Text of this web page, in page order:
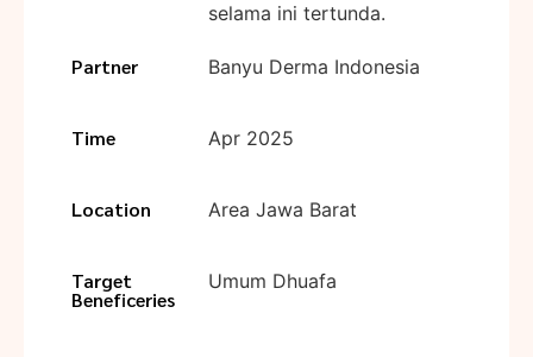
selama ini tertunda.
Partner Banyu Derma Indonesia
Time Apr 2025
Location Area Jawa Barat
Target
Beneficeries
Umum Dhuafa